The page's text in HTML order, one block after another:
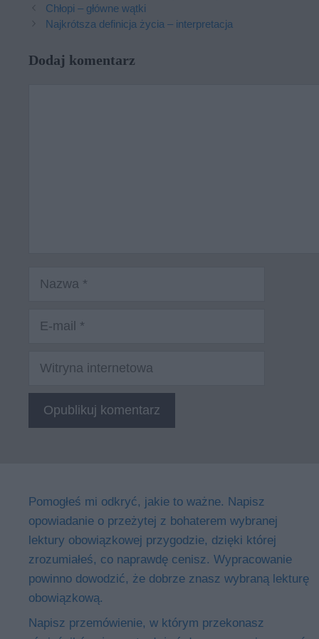
Chłopi – główne wątki
Najkrótsza definicja życia – interpretacja
Dodaj komentarz
Witryna
internetowa
Pomogłeś mi odkryć, jakie to ważne. Napisz
opowiadanie o przeżytej z bohaterem wybranej
lektury obowiązkowej przygodzie, dzięki której
zrozumiałeś, co naprawdę cenisz. Wypracowanie
powinno dowodzić, że dobrze znasz wybraną lekturę
obowiązkową.
Napisz przemówienie, w którym przekonasz